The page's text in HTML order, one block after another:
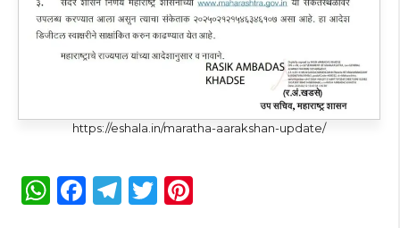
https://eshala.in/maratha-aarakshan-update/
W F
T
T